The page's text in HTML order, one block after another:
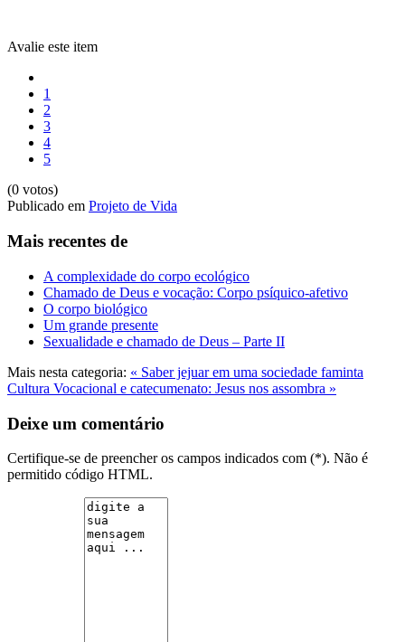
Avalie este item
1
2
3
4
5
(0 votos)
Publicado em Projeto de Vida
Mais recentes de
A complexidade do corpo ecológico
Chamado de Deus e vocação: Corpo psíquico-afetivo
O corpo biológico
Um grande presente
Sexualidade e chamado de Deus – Parte II
Mais nesta categoria: « Saber jejuar em uma sociedade faminta
Cultura Vocacional e catecumenato: Jesus nos assombra »
Deixe um comentário
Certifique-se de preencher os campos indicados com (*). Não é
permitido código HTML.